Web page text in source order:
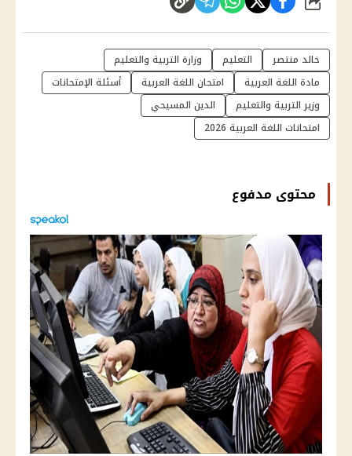
شارك
خالد منتصر التعليم
وزارة التربية والتعليم
مادة اللغة العربية
امتحان اللغة العربية
أسئلة الإمتحانات
وزير التربية والتعليم
الدين المسيحي
امتحانات اللغة العربية 2026
محتوى مدفوع